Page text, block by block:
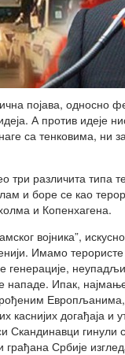
појава, односно
А против идеје
са тенковима, ни
три различита типа
и боре се као
и Копенхагена.
војника”,
Имамо
генерације,
нападе. Ипак,
каснијих догађаја
Скандинавци гинули
Србије